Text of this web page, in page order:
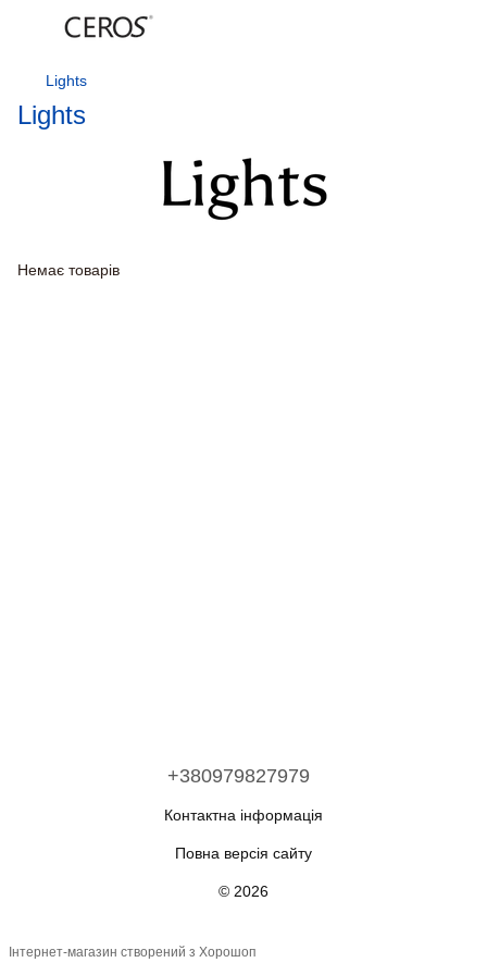
Lights
Lights
Немає товарів
+380979827979
Контактна інформація
Повна версія сайту
© 2026
Інтернет-магазин створений з Хорошоп